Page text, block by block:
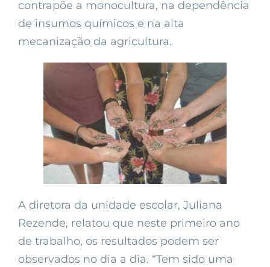
contrapõe a monocultura, na dependência
de insumos químicos e na alta
mecanização da agricultura.
A diretora da unidade escolar, Juliana
Rezende, relatou que neste primeiro ano
de trabalho, os resultados podem ser
observados no dia a dia. “Tem sido uma